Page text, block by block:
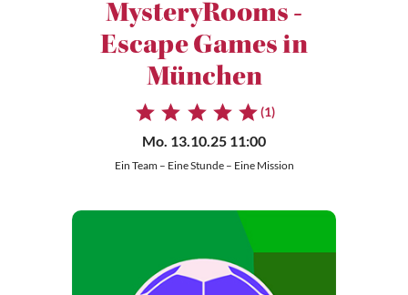
MysteryRooms -
Escape Games in
München
(1)
Mo. 13.10.25 11:00
Ein Team – Eine Stunde – Eine Mission